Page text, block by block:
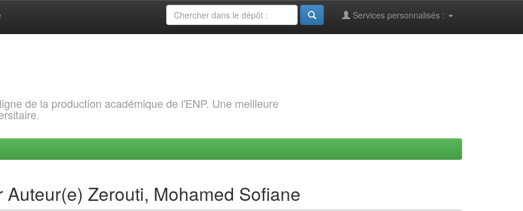
Services personnalisés :
de la production académique de l'ENP. Une meilleure
Zerouti, Mohamed Sofiane